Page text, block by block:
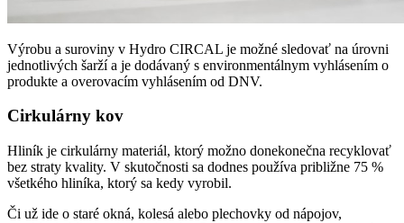
Výrobu a suroviny v Hydro CIRCAL je možné sledovať na úrovni
jednotlivých šarží a je dodávaný s environmentálnym vyhlásením o
produkte a overovacím vyhlásením od DNV.
Cirkulárny kov
Hliník je cirkulárny materiál, ktorý možno donekonečna recyklovať
bez straty kvality. V skutočnosti sa dodnes používa približne 75 %
všetkého hliníka, ktorý sa kedy vyrobil.
Či už ide o staré okná, kolesá alebo plechovky od nápojov,